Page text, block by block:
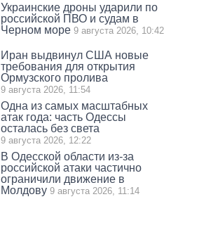
Украинские дроны ударили по
российской ПВО и судам в
Черном море 9 августа 2026, 10:42
Иран выдвинул США новые
требования для открытия
Ормузского пролива
9 августа 2026, 11:54
Одна из самых масштабных
атак года: часть Одессы
осталась без света
9 августа 2026, 12:22
В Одесской области из-за
российской атаки частично
ограничили движение в
Молдову 9 августа 2026, 11:14